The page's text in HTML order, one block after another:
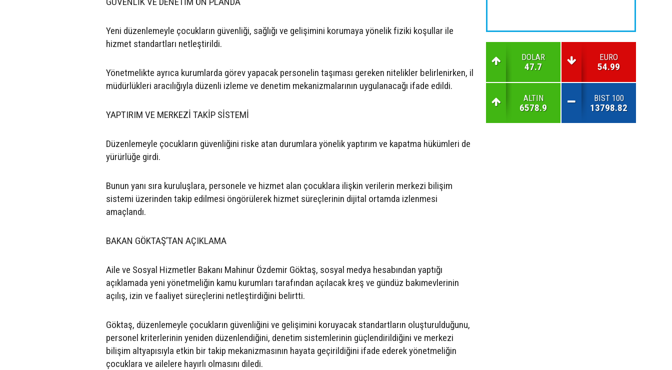
Yeni düzenlemeyle çocukların güvenliği, sağlığı ve gelişimini korumaya yönelik fiziki koşullar ile
hizmet standartları netleştirildi.
Yönetmelikte ayrıca kurumlarda görev yapacak personelin taşıması gereken nitelikler belirlenirken, il
müdürlükleri aracılığıyla düzenli izleme ve denetim mekanizmalarının uygulanacağı ifade edildi.
YAPTIRIM VE MERKEZİ TAKİP SİSTEMİ
Düzenlemeyle çocukların güvenliğini riske atan durumlara yönelik yaptırım ve kapatma hükümleri de
yürürlüğe girdi.
Bunun yanı sıra kuruluşlara, personele ve hizmet alan çocuklara ilişkin verilerin merkezi bilişim
sistemi üzerinden takip edilmesi öngörülerek hizmet süreçlerinin dijital ortamda izlenmesi
amaçlandı.
BAKAN GÖKTAŞ’TAN AÇIKLAMA
Aile ve Sosyal Hizmetler Bakanı Mahinur Özdemir Göktaş, sosyal medya hesabından yaptığı
açıklamada yeni yönetmeliğin kamu kurumları tarafından açılacak kreş ve gündüz bakımevlerinin
açılış, izin ve faaliyet süreçlerini netleştirdiğini belirtti.
Göktaş, düzenlemeyle çocukların güvenliğini ve gelişimini koruyacak standartların oluşturulduğunu,
personel kriterlerinin yeniden düzenlendiğini, denetim sistemlerinin güçlendirildiğini ve merkezi
bilişim altyapısıyla etkin bir takip mekanizmasının hayata geçirildiğini ifade ederek yönetmeliğin
çocuklara ve ailelere hayırlı olmasını diledi.
DOLAR
47.7
EURO
54.99
ALTIN
6578.9
BIST 100
13798.82